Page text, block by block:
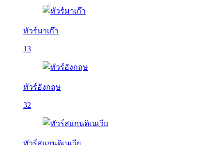
ทัวร์มาเก๊า
13
ทัวร์อังกฤษ
32
ทัวร์สแกนดิเนเวีย